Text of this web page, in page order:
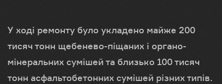
У ході ремонту було укладено майже 200
тисяч тонн щебенево-піщаних і органо-
мінеральних сумішей та близько 100 тисяч
тонн асфальтобетонних сумішей різних типів.